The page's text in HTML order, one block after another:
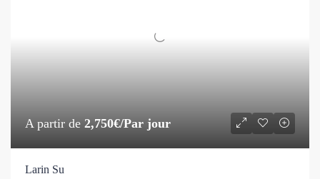
A partir de 2,750€/Par jour
Larin Su